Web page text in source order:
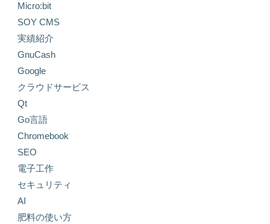
Micro:bit
SOY CMS
実績紹介
GnuCash
Google
クラウドサービス
Qt
Go言語
Chromebook
SEO
電子工作
セキュリティ
AI
肥料の使い方